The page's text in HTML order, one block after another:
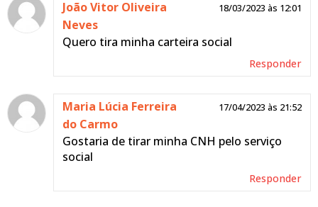
João Vitor Oliveira
Neves
18/03/2023 às 12:01
Quero tira minha carteira social
Responder
Maria Lúcia Ferreira
do Carmo
17/04/2023 às 21:52
Gostaria de tirar minha CNH pelo serviço
social
Responder